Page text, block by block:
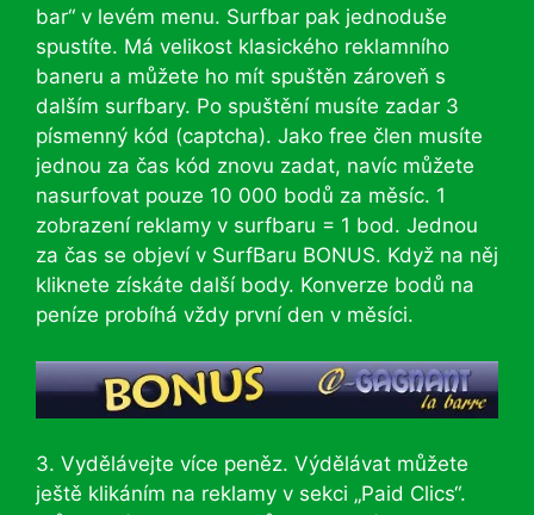
bar“ v levém menu. Surfbar pak jednoduše
spustíte. Má velikost klasického reklamního
baneru a můžete ho mít spuštěn zároveň s
dalším surfbary. Po spuštění musíte zadar 3
písmenný kód (captcha). Jako free člen musíte
jednou za čas kód znovu zadat, navíc můžete
nasurfovat pouze 10 000 bodů za měsíc. 1
zobrazení reklamy v surfbaru = 1 bod. Jednou
za čas se objeví v SurfBaru BONUS. Když na něj
kliknete získáte další body. Konverze bodů na
peníze probíhá vždy první den v měsíci.
3. Vydělávejte více peněz. Výdělávat můžete
ještě klikáním na reklamy v sekci „Paid Clics“.